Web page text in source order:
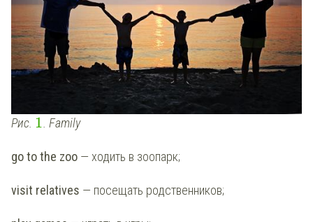
Рис. 1 . Family
go to the zoo — ходить в зоопарк;
visit relatives — посещать родственников;